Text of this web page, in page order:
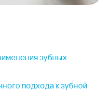
зубных
подхода к зубной